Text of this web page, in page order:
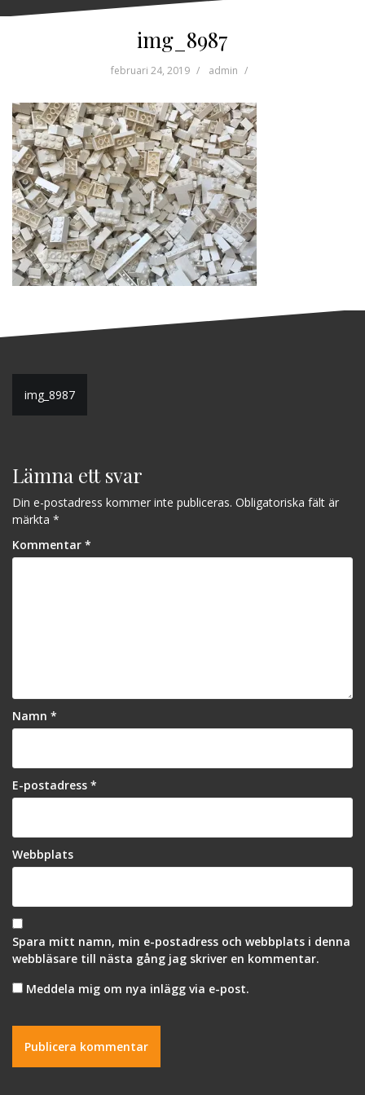
img_8987
februari 24, 2019 admin
Inläggsnavigering
img_8987
Lämna ett svar
Din e-postadress kommer inte publiceras. Obligatoriska fält är
märkta *
Kommentar *
Namn *
E-postadress *
Webbplats
Spara mitt namn, min e-postadress och webbplats i denna
webbläsare till nästa gång jag skriver en kommentar.
Meddela mig om nya inlägg via e-post.